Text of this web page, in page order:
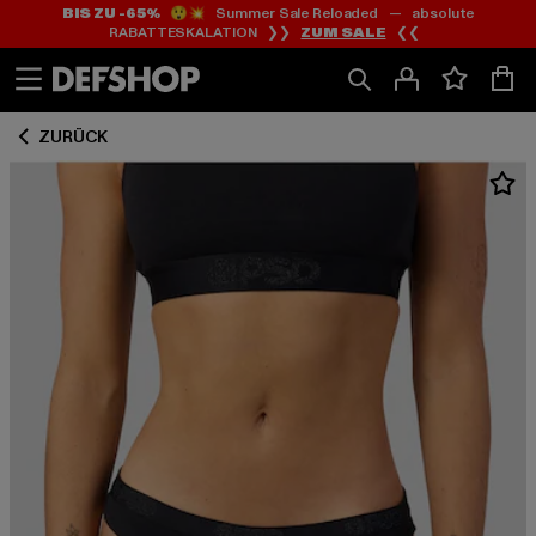
Zum
Inhalt
springen
Zum
Fußzeile
springen
BIS ZU -65%😲💥 Summer Sale Reloaded — absolute
RABATTESKALATION ❯❯ ZUM SALE ❮❮
ZURÜCK